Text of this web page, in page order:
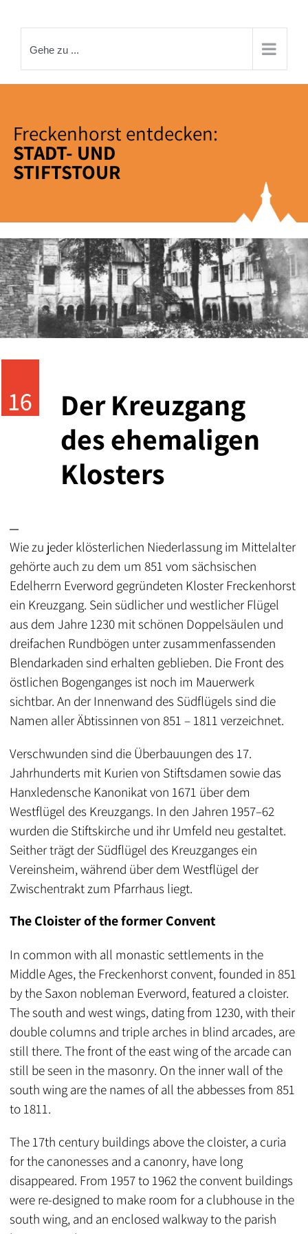
Inhalt
springenGehe zu ...
Freckenhorst entdecken:
STADT- UND
STIFTSTOUR
Der Kreuzgang
des ehemaligen
Klosters
Wie zu jeder klösterlichen Niederlassung im Mittelalter
gehörte auch zu dem um 851 vom sächsischen
Edelherrn Everword gegründeten Kloster Freckenhorst
ein Kreuzgang. Sein südlicher und westlicher Flügel
aus dem Jahre 1230 mit schönen Doppelsäulen und
dreifachen Rundbögen unter zusammenfassenden
Blendarkaden sind erhalten geblieben. Die Front des
östlichen Bogenganges ist noch im Mauerwerk
sichtbar. An der Innenwand des Südflügels sind die
Namen aller Äbtissinnen von 851 – 1811 verzeichnet.
Verschwunden sind die Überbauungen des 17.
Jahrhunderts mit Kurien von Stiftsdamen sowie das
Hanxledensche Kanonikat von 1671 über dem
Westflügel des Kreuzgangs. In den Jahren 1957–62
wurden die Stiftskirche und ihr Umfeld neu gestaltet.
Seither trägt der Südflügel des Kreuzganges ein
Vereinsheim, während über dem Westflügel der
Zwischentrakt zum Pfarrhaus liegt.
The Cloister of the former Convent
In common with all monastic settlements in the
Middle Ages, the Freckenhorst convent, founded in 851
by the Saxon nobleman Everword, featured a cloister.
The south and west wings, dating from 1230, with their
double columns and triple arches in blind arcades, are
still there. The front of the east wing of the arcade can
still be seen in the masonry. On the inner wall of the
south wing are the names of all the abbesses from 851
to 1811.
The 17th century buildings above the cloister, a curia
for the canonesses and a canonry, have long
disappeared. From 1957 to 1962 the convent buildings
were re-designed to make room for a clubhouse in the
south wing, and an enclosed walkway to the parish